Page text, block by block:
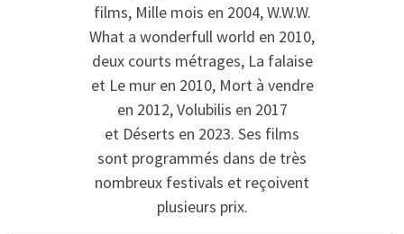
films, Mille mois en 2004, W.W.W.
What a wonderfull world en 2010,
deux courts métrages, La falaise
et Le mur en 2010, Mort à vendre
en 2012, Volubilis en 2017
et Déserts en 2023. Ses films
sont programmés dans de très
nombreux festivals et reçoivent
plusieurs prix.